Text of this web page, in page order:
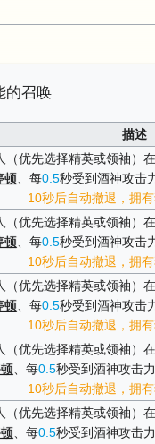
的召唤
描述
（优先选择精英或领袖）在
顿、每0.5秒受到酒神攻击
10秒后自动撤退，拥
（优先选择精英或领袖）在
顿、每0.5秒受到酒神攻击
10秒后自动撤退，拥
（优先选择精英或领袖）在
顿、每0.5秒受到酒神攻击
10秒后自动撤退，拥
（优先选择精英或领袖）在
、每0.5秒受到酒神攻击力
10秒后自动撤退，拥
（优先选择精英或领袖）在
、每0.5秒受到酒神攻击力